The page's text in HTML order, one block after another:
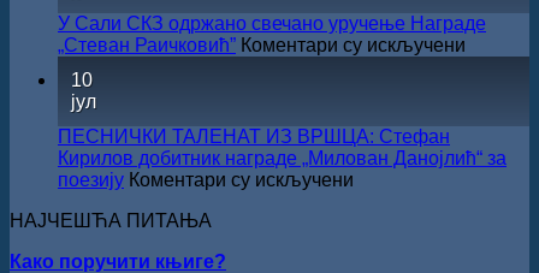
У Сали СКЗ одржано свечано уручење Награде
„Стеван Раичковић” Коментари су искључени
свечано
10
јул
ПЕСНИЧКИ ТАЛЕНАТ ИЗ ВРШЦА: Стефан
Кирилов добитник награде „Милован Данојлић“ за
поезију Коментари су искључени
НАЈЧЕШЋА ПИТАЊА
Како поручити књиге?